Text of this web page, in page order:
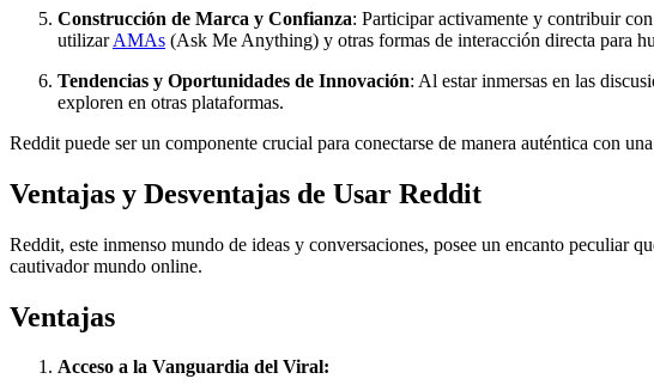
Construcción de Marca y Confianza: Participar activamente y contribuir
utilizarAMAs (Ask Me Anything) y otras formas de interacción directa para
Tendencias y Oportunidades de Innovación: Al estar inmersas en las
exploren en otras plataformas.
Reddit puede ser un componente crucial para conectarse de manera auténtica con
Ventajas y Desventajas de Usar Reddit
Reddit, este inmenso mundo de ideas y conversaciones, posee un encanto peculiar
cautivador mundo online.
Ventajas
Acceso a la Vanguardia del Viral: